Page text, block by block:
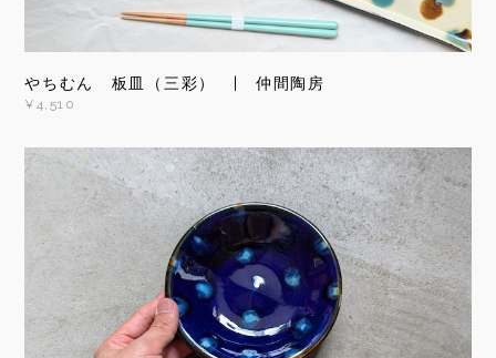
やちむん 板皿（三彩） | 仲間陶房
¥4,510